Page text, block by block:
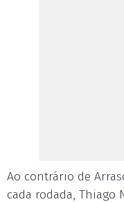
Ao contrário de
cada rodada, Thiago